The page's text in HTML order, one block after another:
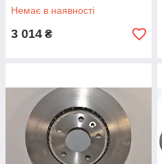
Немає в наявності
3 014 ₴